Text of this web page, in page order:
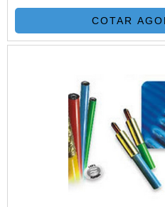
construção são
rápidas. Os selos
aprovados em centenas
unidades garantem o
severas normas
compacto das unidades
redução do espaço
instalação, resultando em .
COTAR